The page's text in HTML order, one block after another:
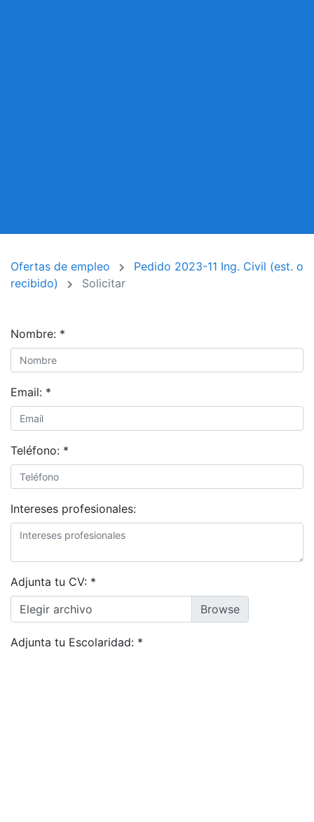
Ofertas de empleo
Pedido 2023-11 Ing. Civil (est. o
recibido)
Solicitar
Nombre: *
Email: *
Teléfono: *
Intereses profesionales:
Adjunta tu CV: *
Elegir archivo
Adjunta tu Escolaridad: *